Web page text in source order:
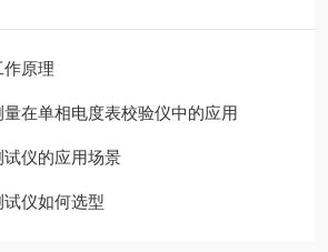
原理
在单相电度表校验仪中的应用
仪的应用场景
仪如何选型